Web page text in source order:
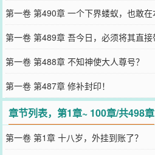
第一卷 第490章 一个下界蝼蚁，也敢在
第一卷 第489章 吾今日，必须将其直
第一卷 第488章 不知神使大人尊号？
第一卷 第487章 修补封印！
章节列表，第1章~ 100章/共498章
第一卷 第1章 十八岁，外挂到账了？